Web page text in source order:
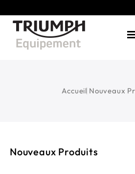
Accueil Nouveaux
Nouveaux Produits